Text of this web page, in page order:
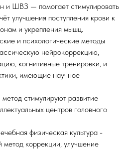
и ШВЗ — помогает стимулировать
улучшения поступления крови к
и укрепления мышц.
и психологические методы
нейрокоррекцию,
когнитивные тренировки, и
имеющие научное
стимулируют развитие
центров головного
физическая культура -
метод коррекции, улучшение